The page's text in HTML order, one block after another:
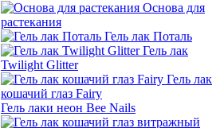
Основа для
растекания
Гель лак Поталь
Гель лак
Twilight Glitter
Гель лак
кошачий глаз Fairy
Гель лаки неон Bee Nails